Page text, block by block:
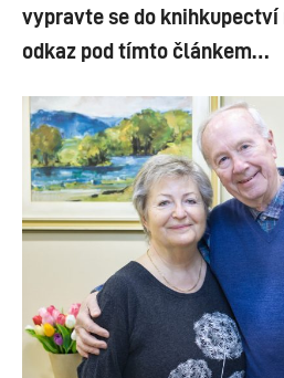
vypravte se do
odkaz pod tímto článkem…